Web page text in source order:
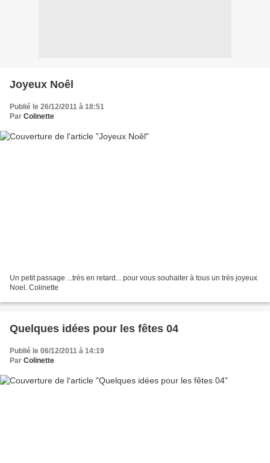
Joyeux Noêl
Publié le 26/12/2011 à 18:51
Par Colinette
Un petit passage ...très en retard... pour vous souhaiter à tous un très joyeux
Noel. Colinette
Quelques idées pour les fêtes 04
Publié le 06/12/2011 à 14:19
Par Colinette